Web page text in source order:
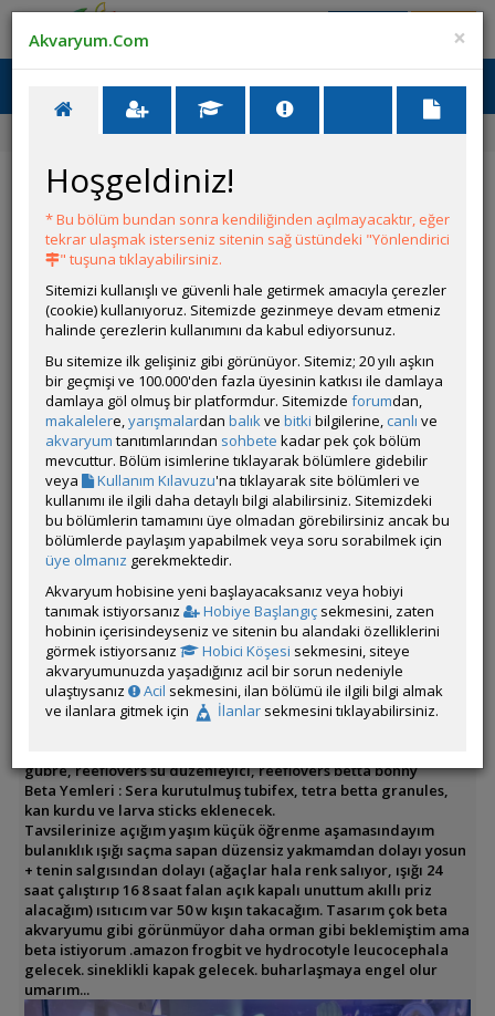
Ana Menü
Akvaryum Tanıtımı Sonunda Beta Akvaryumum
Sonunda Beta Akvaryumum
YANIT YAZ Git
fishhyy
Çevrim Dışı
Gönderim Zamanı:22 Temmuz 2025 23:49
Ölçüler: 35x35x30h 37 Litre
Canlı Türleri: Adi salyangozlar, 2 küçük ramshorn, Şu anlık 1
bebek zebra danio ama çıkacak. Betta Splendens ( Halfmoon
Multicolor Male) ( Henüz almadım )
Bitki Türleri: Rotala Rotundifolia Orange Juice (in vintro), Rotala
Bonsai (in vintro), Staurogyne Repens (in vintro), Ludwigia
Repens, Limnophila Sessiliflora
Hardscape: 5 adet kaya (sahilden toplama) 3 adet ağaç kökü
driftwood (doğadan toplama) dere kumu, jbl aktif toprak - lav
kırığı karışımı
Tankın Yaşı: 5 gün
Filtrasyon ve Işıklandırma: Elyafla yavaşlatılmış Dophin h80 askı
filtre, Emreemin kullanıcısının hazırladığı 9 Watt Powerled
Armatür
Tasarım ve Dekorasyon: Tasarım tam anlamıyla benim
olmasada değişiklikler yaptığımı düşünüyorum.
Örnek aldığım tasarım:https://youtu.be/P19pm1K5xNY?
gübre, reeflovers su düzenleyici, reeflovers betta bonny
Beta Yemleri : Sera kurutulmuş tubifex, tetra betta granules,
kan kurdu ve larva sticks eklenecek.
Tavsilerinize açığım yaşım küçük öğrenme aşamasındayım
bulanıklık ışığı saçma sapan düzensiz yakmamdan dolayı yosun
+ tenin salgısından dolayı (ağaçlar hala renk salıyor, ışığı 24
saat çalıştırıp 16 8 saat falan açık kapalı unuttum akıllı priz
alacağım) ısıtıcım var 50 w kışın takacağım. Tasarım çok beta
akvaryumu gibi görünmüyor daha orman gibi beklemiştim ama
beta istiyorum .amazon frogbit ve hydrocotyle leucocephala
gelecek. sineklikli kapak gelecek. buharlaşmaya engel olur
umarım...
×
Akvaryum.Com
Hoşgeldiniz!
* Bu bölüm bundan sonra kendiliğinden açılmayacaktır, eğer
tekrar ulaşmak isterseniz sitenin sağ üstündeki "Yönlendirici
" tuşuna tıklayabilirsiniz.
Sitemizi kullanışlı ve güvenli hale getirmek amacıyla çerezler
(cookie) kullanıyoruz. Sitemizde gezinmeye devam etmeniz
halinde çerezlerin kullanımını da kabul ediyorsunuz.
Bu sitemize ilk gelişiniz gibi görünüyor. Sitemiz; 20 yılı aşkın
bir geçmişi ve 100.000'den fazla üyesinin katkısı ile damlaya
damlaya göl olmuş bir platformdur. Sitemizde forumdan,
makalelere,yarışmalardan balıkve bitki bilgilerine, canlı ve
akvaryum tanıtımlarından sohbete kadar pek çok bölüm
mevcuttur. Bölüm isimlerine tıklayarak bölümlere gidebilir
veya
Kullanım Kılavuzu'na tıklayarak site bölümleri ve
kullanımı ile ilgili daha detaylı bilgi alabilirsiniz. Sitemizdeki
bu bölümlerin tamamını üye olmadan görebilirsiniz ancak bu
bölümlerde paylaşım yapabilmek veya soru sorabilmek için
üye olmanız gerekmektedir.
Akvaryum hobisine yeni başlayacaksanız veya hobiyi
tanımak istiyorsanız
Hobiye Başlangıç sekmesini, zaten
hobinin içerisindeyseniz ve sitenin bu alandaki özelliklerini
görmek istiyorsanız
Hobici Köşesi sekmesini, siteye
akvaryumunuzda yaşadığınız acil bir sorun nedeniyle
ulaştıysanız
Acil sekmesini, ilan bölümü ile ilgili bilgi almak
ve ilanlara gitmek için
İlanlar sekmesini tıklayabilirsiniz.